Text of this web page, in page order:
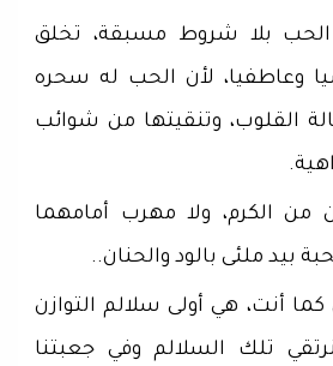
الحب بلا شروط مسبقة، تخلق
وعاطفيا، لأن الحب له سحره
القلوب، وتنقيتها من شوائب
من الكرم، ولا مهرب أمامهما
بيد ملئى بالود والحنان..
أنت، هي أولى سلالم التوازن
تلك السلالم وفي جعبتنا